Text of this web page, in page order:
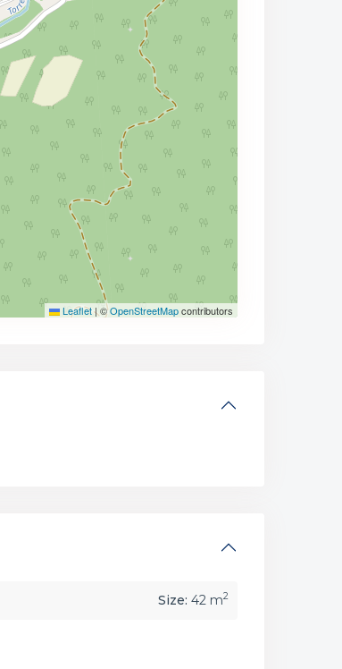
Leaflet|©OpenStreetMapcontributors
Size: 42 m2